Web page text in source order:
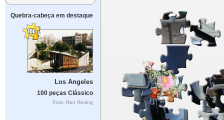
Quebra-cabeça em destaque
Los Angeles
100 peças Clássico
Foto: Ron Reiring